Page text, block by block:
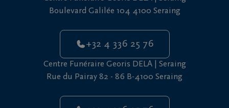
Boulevard Galilée 104 4100 Seraing
+32 4 336 25 76
Centre Funéraire Georis DELA | Seraing
Rue du Pairay 82 - 86 B-4100 Seraing